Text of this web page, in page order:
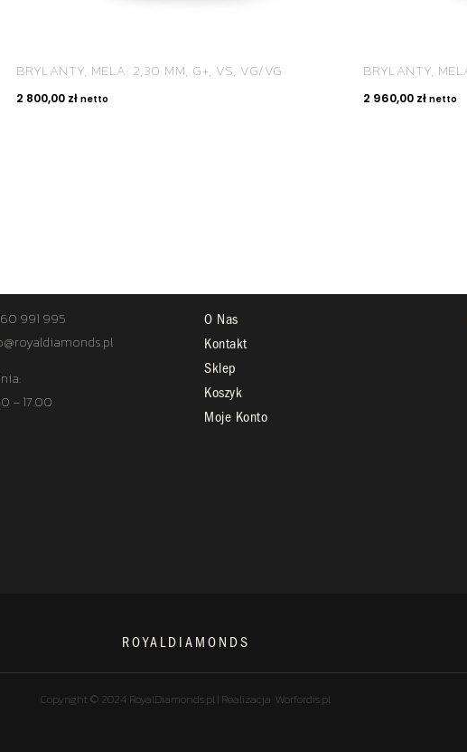
BRYLANTY, MELA: 2,30 MM, G+, VS, VG/VG
2 800,00 zł netto
BRYLANTY,
2 960,00 zł netto
991 995
– 17.00
O Nas
Kontakt
Sklep
Koszyk
Moje Konto
ROYALDIAMONDS
Copyright © 2024 RoyalDiamonds.pl | Realizacja: Worfordis.pl